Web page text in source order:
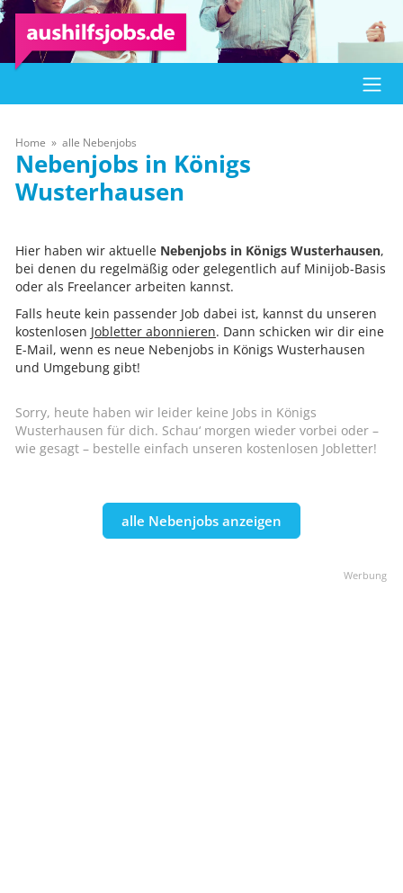
Home alle Nebenjobs
Königs
Wusterhausen
Hier haben wir aktuelle Nebenjobs in Königs Wusterhausen,
bei denen du regelmäßig oder gelegentlich auf Minijob-Basis
oder als Freelancer arbeiten kannst.
Falls heute kein passender Job dabei ist, kannst du unseren
kostenlosen Jobletter abonnieren. Dann schicken wir dir eine
E-Mail, wenn es neue Nebenjobs in Königs Wusterhausen
und Umgebung gibt!
Sorry, heute haben wir leider keine Jobs in Königs
Wusterhausen für dich. Schau‘ morgen wieder vorbei oder –
wie gesagt – bestelle einfach unseren kostenlosen Jobletter!
alle Nebenjobs anzeigen